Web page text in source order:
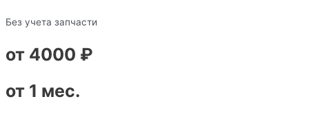
Без учета запчасти
от 4000 ₽
от 1 мес.